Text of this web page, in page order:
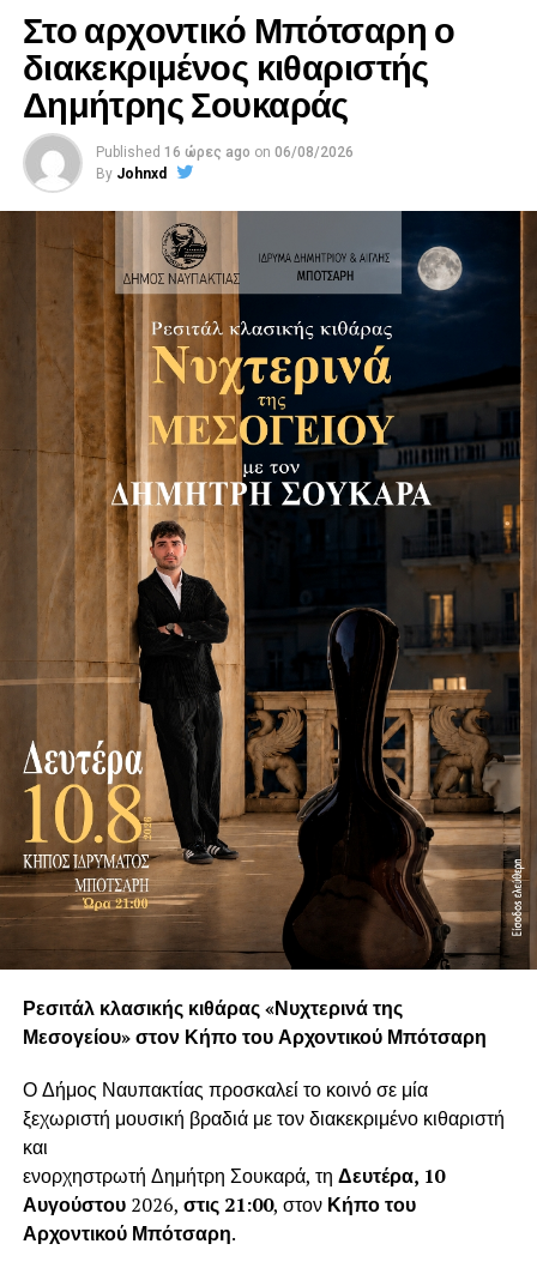
Στο αρχοντικό Μπότσαρη ο
διακεκριμένος κιθαριστής
Δημήτρης Σουκαράς
Published 16 ώρες ago on 06/08/2026
By Johnxd
Ρεσιτάλ κλασικής κιθάρας «Νυχτερινά της
Μεσογείου» στον Κήπο του Αρχοντικού Μπότσαρη
Ο Δήμος Ναυπακτίας προσκαλεί το κοινό σε μία
ξεχωριστή μουσική βραδιά με τον διακεκριμένο κιθαριστή
και
ενορχηστρωτή Δημήτρη Σουκαρά, τη Δευτέρα, 10
Αυγούστου2026, στις 21:00, στον Κήπο του
Αρχοντικού Μπότσαρη.